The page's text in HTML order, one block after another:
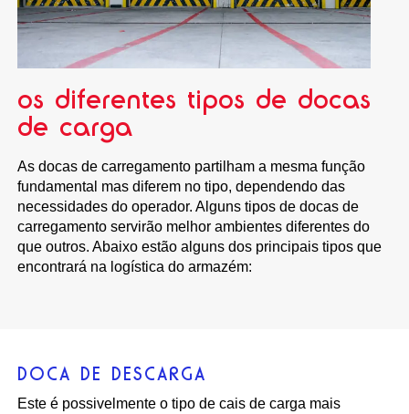
os diferentes tipos de docas
de carga
As docas de carregamento partilham a mesma função
fundamental mas diferem no tipo, dependendo das
necessidades do operador. Alguns tipos de docas de
carregamento servirão melhor ambientes diferentes do
que outros. Abaixo estão alguns dos principais tipos que
encontrará na logística do armazém:
DOCA DE DESCARGA
Este é possivelmente o tipo de cais de carga mais